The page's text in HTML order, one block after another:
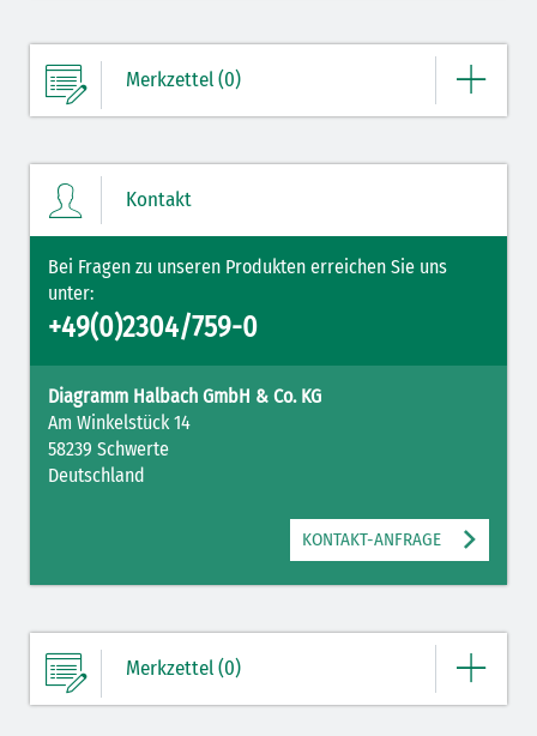
Merkzettel (0)
Kontakt
Bei Fragen zu unseren Produkten erreichen Sie uns
unter:
+49(0)2304/759-0
Diagramm Halbach GmbH & Co. KG
Am Winkelstück 14
58239 Schwerte
Deutschland
KONTAKT-ANFRAGE
Merkzettel (0)